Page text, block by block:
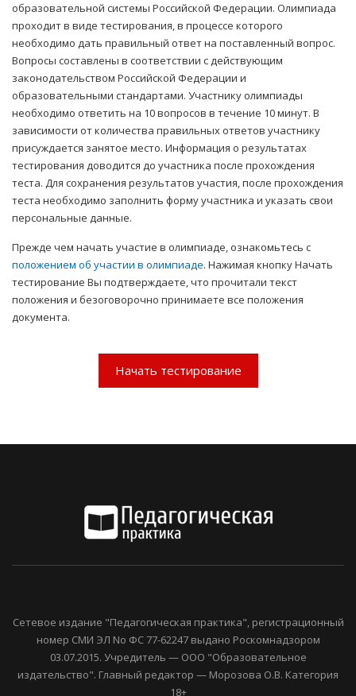
образовательной системы Российской Федерации. Олимпиада
проходит в виде тестирования, в процессе которого
необходимо дать правильный ответ на поставленный вопрос.
Вопросы составлены в соответствии с действующим
законодательством Российской Федерации и
образовательными стандартами. Участнику олимпиады
необходимо ответить на 10 вопросов в течение 10 минут. В
зависимости от количества правильных ответов участнику
присуждается занятое место. Информация о результатах
тестирования доводится до участника после прохождения
теста. Для сохранения результатов участия, после прохождения
теста необходимо заполнить форму участника и указать свои
персональные данные.
Прежде чем начать участие в олимпиаде, ознакомьтесь с
положением об участии в олимпиаде. Нажимая кнопку Начать
тестирование Вы подтверждаете, что прочитали текст
положения и безоговорочно принимаете все положения
документа.
Начать тестирование
Сетевое издание "Педагогическая практика", регистрационный
номер СМИ ЭЛ No ФС 77-62247 выдано Роскомнадзором
03.07.2015. Учредитель — ООО "Образовательное
издательство". Главный редактор — Морозова О.В. Категория
18+